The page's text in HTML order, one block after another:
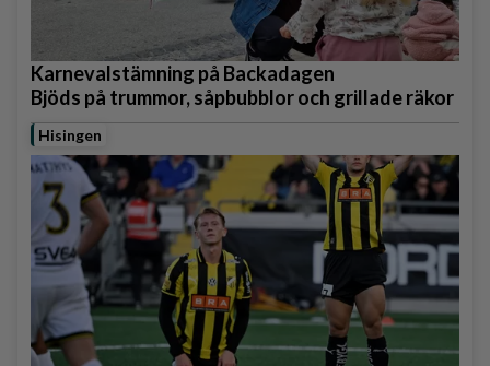
Karnevalstämning på Backadagen
Bjöds på trummor, såpbubblor och grillade räkor
Hisingen